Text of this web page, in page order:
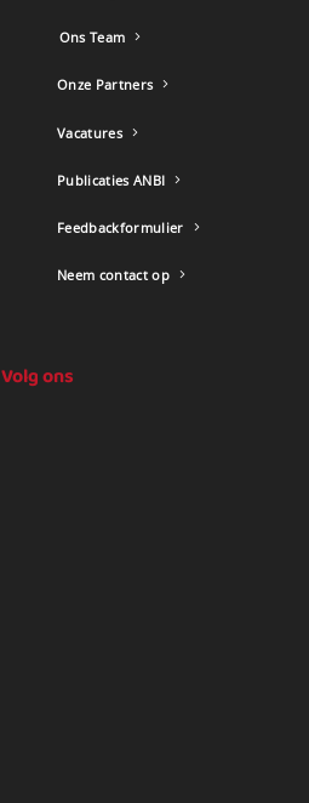
Ons Team
Onze Partners
Vacatures
Publicaties ANBI
Feedbackformulier
Neem contact op
Volg ons